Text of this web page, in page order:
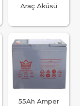
Araç Aküsü
55Ah Amper